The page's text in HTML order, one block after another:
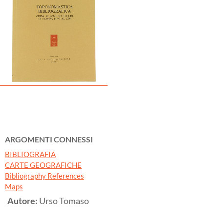
ARGOMENTI CONNESSI
BIBLIOGRAFIA
CARTE GEOGRAFICHE
Bibliography References
Maps
Autore: Urso Tomaso